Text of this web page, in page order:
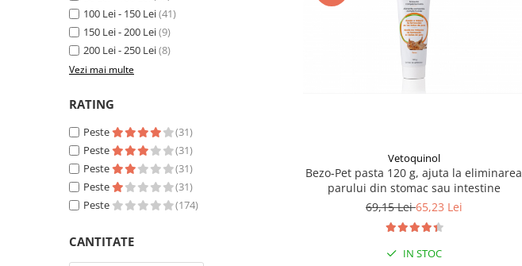
Sampoane si Balsamuri
Servetele Umede
Covorase absorbante
Curatare Ochi
Igiena Interior
Perii si descalcitoare caini
Solutii Atractante si repelente
Custi transport - Pisici
Jucarii Pisici
Lese, Hamuri si Zgarzi
Paturi, perne si cosuri pentru pisici
Recompense Delicioase
100 Lei - 150 Lei(41)
150 Lei - 200 Lei(9)
200 Lei - 250 Lei(8)
Vezi mai multe
RATING
Peste
(31)
Peste
(31)
Peste
(31)
Peste
(31)
Peste
(174)
CANTITATE
Vetoquinol
Bezo-Pet pasta 120 g, ajuta la eliminarea
parului din stomac sau intestine
69,15 Lei65,23 Lei
IN STOC